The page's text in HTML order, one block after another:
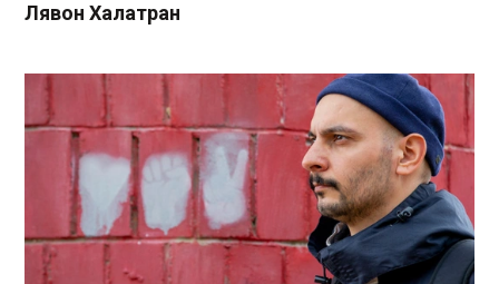
Лявон Халатран